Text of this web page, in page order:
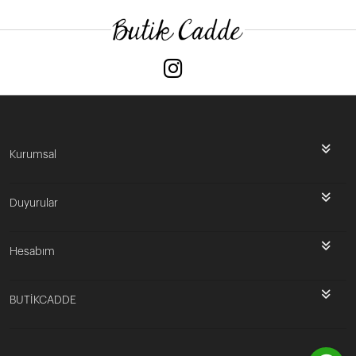
Kurumsal
Duyurular
Hesabım
BUTİKCADDE